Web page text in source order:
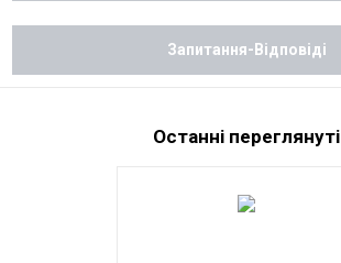
Запитання-Відповіді
Останні переглянуті